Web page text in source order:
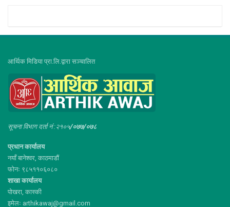
आर्थिक मिडिया प्रा.लि.द्वारा सञ्चालित
सूचना विभाग दर्ता नं :२१०५/०७७/०७८
प्रधान कार्यालय
नयाँ बानेश्वर, काठमाडौं
फोनः ९८५११०६०८०
शाखा कार्यालय
पोखरा, कास्की
इमेलः arthikawaj@gmail.com